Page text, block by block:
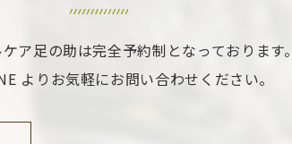
ア足の助は完全予約制となっております
よりお気軽にお問い合わせください。